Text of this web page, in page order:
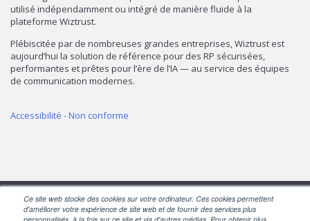
Ce site web stocke des cookies sur votre ordinateur. Ces cookies permettent
d'améliorer votre expérience de site web et de fournir des services plus
utilisé indépendamment ou intégré de manière fluide à la
plateforme Wiztrust.
Plébiscitée par de nombreuses grandes entreprises, Wiztrust est
aujourd’hui la solution de référence pour des RP sécurisées,
performantes et prêtes pour l’ère de l’IA — au service des équipes
de communication modernes.
Accessibilité - Non conforme
SUIVEZ-NOUS